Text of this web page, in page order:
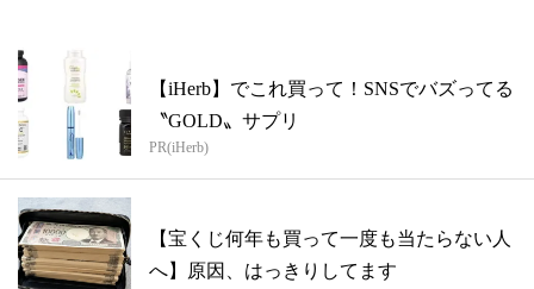
【iHerb】でこれ買って！SNSでバズってる
〝GOLD〟サプリ
PR(iHerb)
【宝くじ何年も買って一度も当たらない人
へ】原因、はっきりしてます